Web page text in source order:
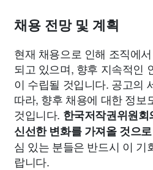
채용 전망 및 계획
현재 채용으로 인해 조직에
되고 있으며, 향후 지속적인
이 수립될 것입니다. 공고의
따라, 향후 채용에 대한 정보
것입니다. 한국저작권위원
신선한 변화를 가져올 것으
심 있는 분들은 반드시 이 기
랍니다.